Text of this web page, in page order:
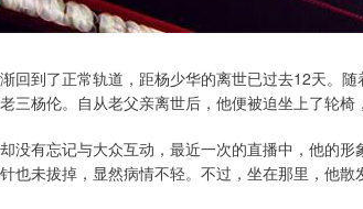
回到了正常轨道，距杨少华的离世已过去12天。
三杨伦。自从老父亲离世后，他便被迫坐上了轮椅
没有忘记与大众互动，最近一次的直播中，他的
也未拔掉，显然病情不轻。不过，坐在那里，他